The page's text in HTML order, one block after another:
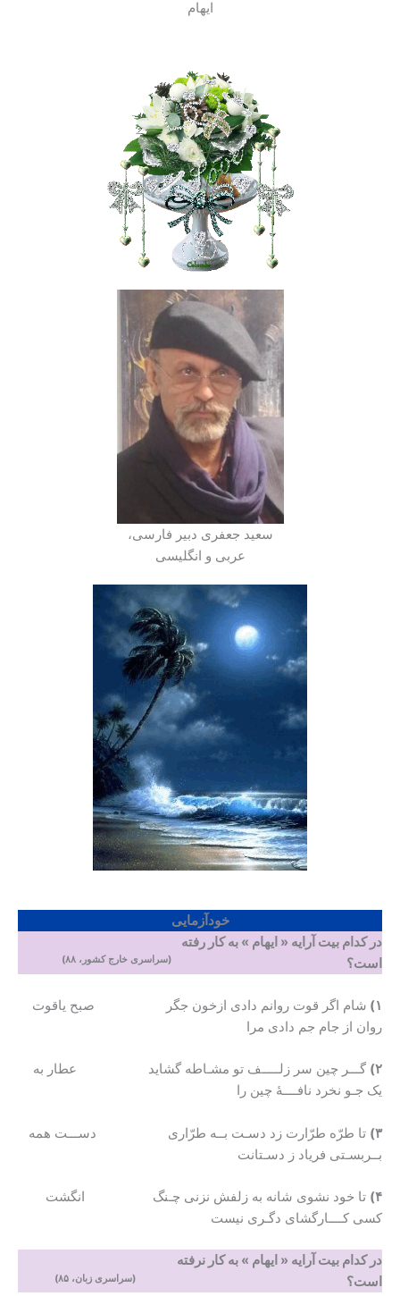
ایهام
سعید جعفری دبیر فارسی،
عربی و انگلیسی
خودآزمایی
در کدام بیت آرایه « ایهام » به کار رفته
است؟
(سراسری خارج کشور، ۸۸)
۱)
شام اگر قوت روانم دادی ازخون جگر صبح یاقوت
روان از جام جم دادی مرا
۲) گـــر چین سر زلـــــف تو مشـاطه گشاید عطار به
یک جـو نخرد نافــــۀ چین را
۳) تا طرّه‌ طرّارت زد دسـت بــه طرّاری دســـت همه
بــربسـتی فریاد ز دسـتانت
۴) تا خود نشوی شانه به زلفش نزنی چـنگ انگشت
کسی کــــارگشای دگـری نیست
در کدام بیت آرایه « ایهام » به کار نرفته
است؟
(سراسری زبان، ۸۵)